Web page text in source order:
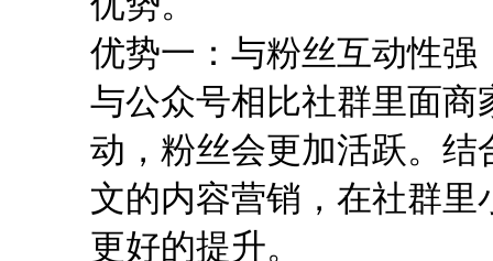
优势一：与粉丝互动性强
与公众号相比社群里面
动，粉丝会更加活跃。
文的内容营销，在社群
更好的提升。